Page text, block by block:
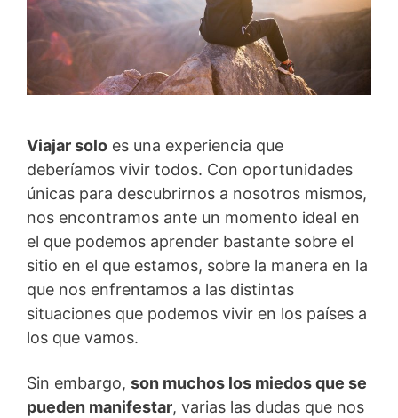
Viajar solo es una experiencia que
deberíamos vivir todos. Con oportunidades
únicas para descubrirnos a nosotros mismos,
nos encontramos ante un momento ideal en
el que podemos aprender bastante sobre el
sitio en el que estamos, sobre la manera en la
que nos enfrentamos a las distintas
situaciones que podemos vivir en los países a
los que vamos.
Sin embargo, son muchos los miedos que se
pueden manifestar, varias las dudas que nos